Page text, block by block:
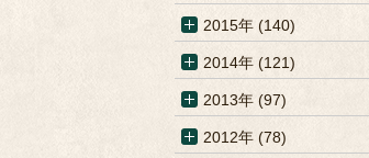
2015年 (140)
2014年 (121)
2013年 (97)
2012年 (78)